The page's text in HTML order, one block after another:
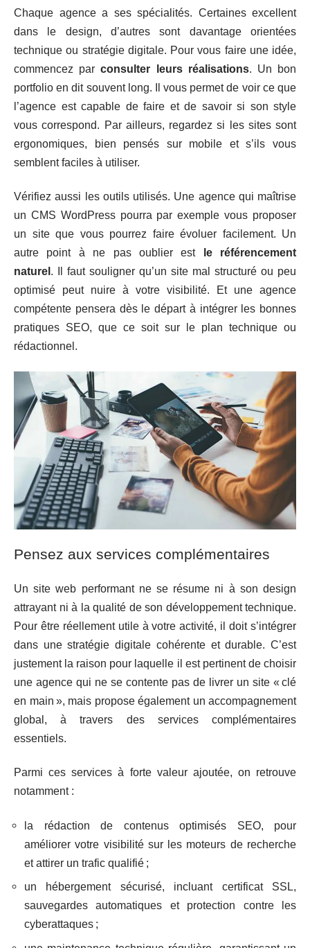
Chaque agence a ses spécialités. Certaines excellent
dans le design, d’autres sont davantage orientées
technique ou stratégie digitale. Pour vous faire une idée,
commencez parconsulter leurs réalisations. Un bon
portfolio en dit souvent long. Il vous permet de voir ce que
l’agence est capable de faire et de savoir si son style
vous correspond. Par ailleurs, regardez si les sites sont
ergonomiques, bien pensés sur mobile et s’ils vous
semblent faciles à utiliser.
Vérifiez aussi les outils utilisés. Une agence qui maîtrise
un CMS WordPress pourra par exemple vous proposer
un site que vous pourrez faire évoluer facilement. Un
autre point à ne pas oublier est
le référencement
naturel . Il faut souligner qu’un site mal structuré ou peu
optimisé peut nuire à votre visibilité. Et une agence
compétente pensera dès le départ à intégrer les bonnes
pratiques SEO, que ce soit sur le plan technique ou
rédactionnel.
Pensez aux services complémentaires
Un site web performant ne se résume ni à son design
attrayant ni à la qualité de son développement technique.
Pour être réellement utile à votre activité, il doit s’intégrer
dans une stratégie digitale cohérente et durable. C’est
justement la raison pour laquelle il est pertinent de choisir
une agence qui ne se contente pas de livrer un site « clé
en main », mais propose également un accompagnement
global, à travers des services complémentaires
essentiels.
Parmi ces services à forte valeur ajoutée, on retrouve
notamment :
la rédaction de contenus optimisés SEO, pour
améliorer votre visibilité sur les moteurs de recherche
et attirer un trafic qualifié ;
un hébergement sécurisé, incluant certificat SSL,
sauvegardes automatiques et protection contre les
cyberattaques ;